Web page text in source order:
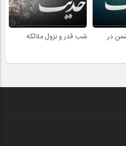
در
شب قدر و نزول ملائکه